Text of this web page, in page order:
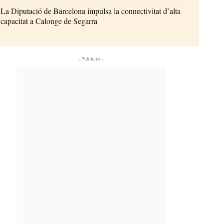
La Diputació de Barcelona impulsa la connectivitat d’alta
capacitat a Calonge de Segarra
- Publicitat -